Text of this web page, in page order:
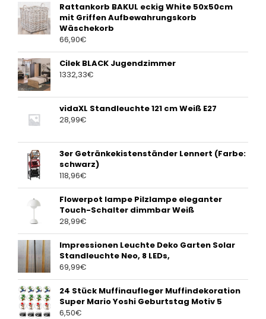
Rattankorb BAKUL eckig White 50x50cm
mit Griffen Aufbewahrungskorb
Wäschekorb
66,90€
Cilek BLACK Jugendzimmer
1332,33€
vidaXL Standleuchte 121 cm Weiß E27
28,99€
3er Getränkekistenständer Lennert (Farbe:
schwarz)
118,96€
Flowerpot lampe Pilzlampe eleganter
Touch-Schalter dimmbar Weiß
28,99€
Impressionen Leuchte Deko Garten Solar
Standleuchte Neo, 8 LEDs,
69,99€
24 Stück Muffinaufleger Muffindekoration
Super Mario Yoshi Geburtstag Motiv 5
6,50€